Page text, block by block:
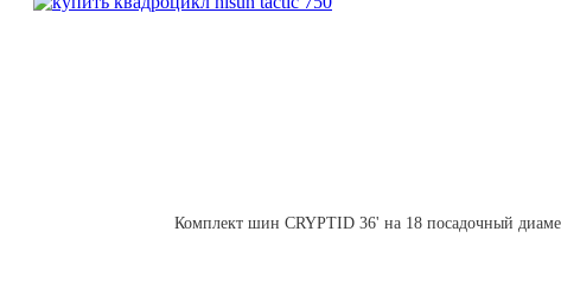
Комплект шин CRYPTID 36' на 18 посадочный